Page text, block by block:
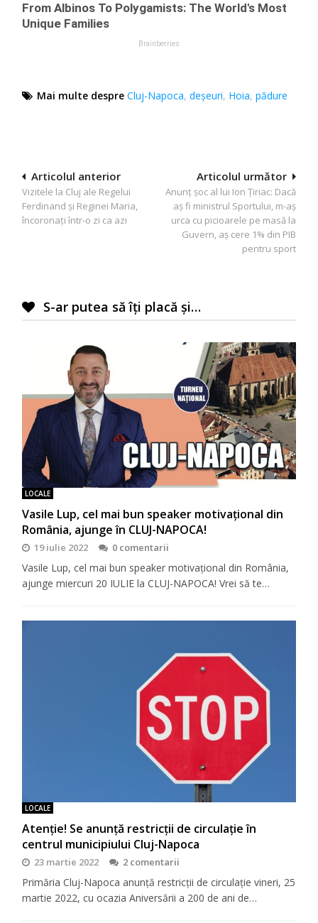
Mai multe despre Cluj-Napoca,deșeuri, Hoia,pădure
Navigare
în
articole
Articolul următor
Anunț șoc al lui Ion Țiriac: Dacă
aș fi ministrul Sportului, m-aș
urca cu picioarele pe masă la
Guvern, aș cere 1% din PIB
pentru sport
Articolul anterior
Vizitele la Cluj ale Regelui
Ferdinand şi Reginei Maria,
încoronaţi într-o zi ca azi
S-ar putea să îți placă și…
LOCALE
Vasile Lup, cel mai bun speaker motivaţional din
România, ajunge în CLUJ-NAPOCA!
19 iulie 2022 0 comentarii
Vasile Lup, cel mai bun speaker motivaţional din România,
ajunge miercuri 20 IULIE la CLUJ-NAPOCA! Vrei să te…
LOCALE
Atenție! Se anunță restricții de circulație în
centrul municipiului Cluj-Napoca
23 martie 2022 2 comentarii
Primăria Cluj-Napoca anunță restricții de circulație vineri, 25
martie 2022, cu ocazia Aniversării a 200 de ani de…